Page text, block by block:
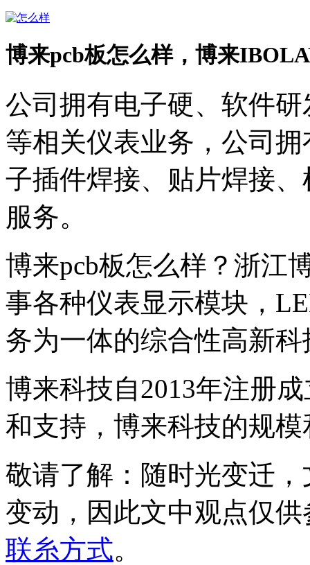
博来pcb板怎么样，博来
公司拥有电子硬、软件
等相关仪表业务，公司
子插件焊接、贴片焊接
服务。
博来pcb板怎么样？浙江
事各种仪表显示模块，
务为一体的综合性高新
博来科技自2013年注册
和支持，博来科技的规
敬请了解 ：随时光变迁
变动，因此文中观点仅供
联糸方式。